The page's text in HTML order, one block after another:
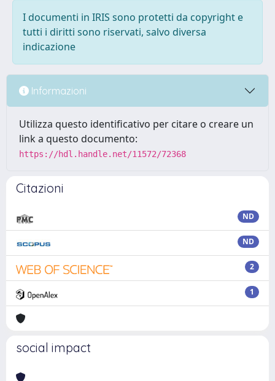
I documenti in IRIS sono protetti da copyright e
tutti i diritti sono riservati, salvo diversa
indicazione
Informazioni
Utilizza questo identificativo per citare o creare un
link a questo documento:
https://hdl.handle.net/11572/72368
Citazioni
ND
ND
2
1
social impact